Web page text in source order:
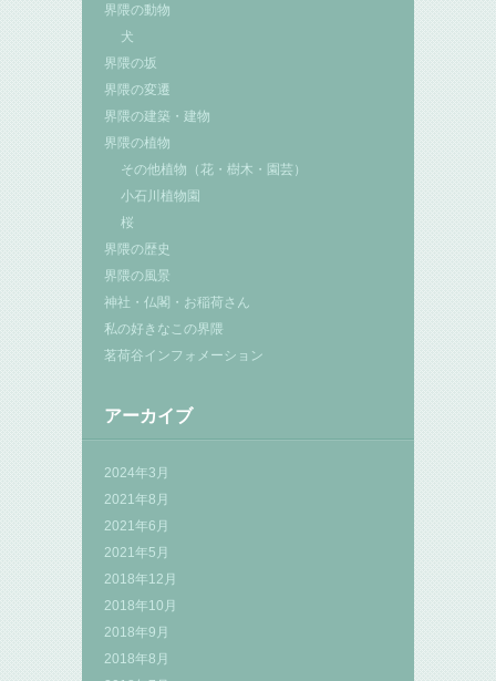
界隈の動物
犬
界隈の坂
界隈の変遷
界隈の建築・建物
界隈の植物
その他植物（花・樹木・園芸）
小石川植物園
桜
界隈の歴史
界隈の風景
神社・仏閣・お稲荷さん
私の好きなこの界隈
茗荷谷インフォメーション
アーカイブ
2024年3月
2021年8月
2021年6月
2021年5月
2018年12月
2018年10月
2018年9月
2018年8月